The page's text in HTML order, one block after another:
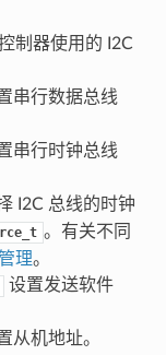
制器使用的 I2C
串行数据总线
串行时钟总线
I2C 总线的时钟
。有关不同
理。
设置发送软件
从机地址。